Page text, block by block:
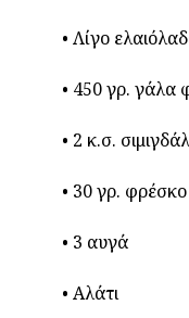
• Λίγο
• 450 γρ. γάλα
• 2 κ.σ.
• 30 γρ.
• 3 αυγά
• Αλάτι